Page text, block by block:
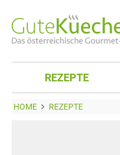
REZEPTE
HOME REZEPTE